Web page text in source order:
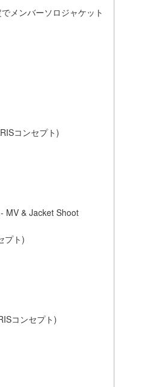
メンバーソロジャケット
コンセプト)
MV & Jacket Shoot
プト)
コンセプト)